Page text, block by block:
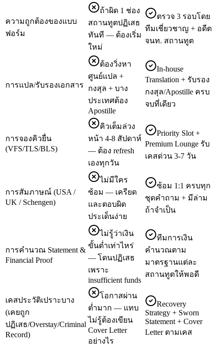
ความถูกต้องของแบบ
ฟอร์ม
ถ้าผิด 1 ช่อง
สถานทูตปฏิเสธ
ทันที — ต้องเริ่ม
ใหม่
ตรวจ 3 รอบโดย
ทีมเชี่ยวชาญ + อดีต
จนท. สถานทูต
การแปล/รับรองเอกสาร
ต้องวิ่งหา
ศูนย์แปล +
กงสุล + บาง
ประเทศต้อง
Apostille
In-house
Translation + รับรอง
กงสุล/Apostille ครบ
จบที่เดียว
การจองคิวยื่น
(VFS/TLS/BLS)
คิวเต็มล่วง
หน้า 4-8 สัปดาห์
— ต้อง refresh
เองทุกวัน
Priority Slot +
Premium Lounge รับ
เคสด่วน 3-7 วัน
การสัมภาษณ์ (USA /
UK / Schengen)
ไม่มีใคร
ซ้อม — เครียด
และตอบผิด
ประเด็นง่าย
ซ้อม 1:1 ครบทุก
ชุดคำถาม + มีล่าม
ถ้าจำเป็น
การคำนวณ Statement &
Financial Proof
ไม่รู้ว่าเงิน
ขั้นต่ำเท่าไหร่
— โดนปฏิเสธ
เพราะ
insufficient funds
ทีมการเงิน
คำนวณตาม
มาตรฐานแต่ละ
สถานทูตให้พอดี
เคสประวัติเปราะบาง
(เคยถูก
ปฏิเสธ/Overstay/Criminal
Record)
โอกาสผ่าน
ต่ำมาก — แทบ
ไม่รู้ต้องเขียน
Cover Letter
อย่างไร
Recovery
Strategy + Sworn
Statement + Cover
Letter ตามเคส